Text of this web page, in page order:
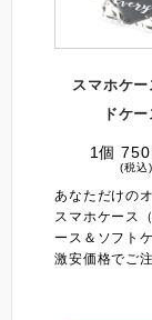
スマホケ
ドケ
1個 750
(税込)
あなただけの
スマホケース
ース＆ソフト
激安価格でご注